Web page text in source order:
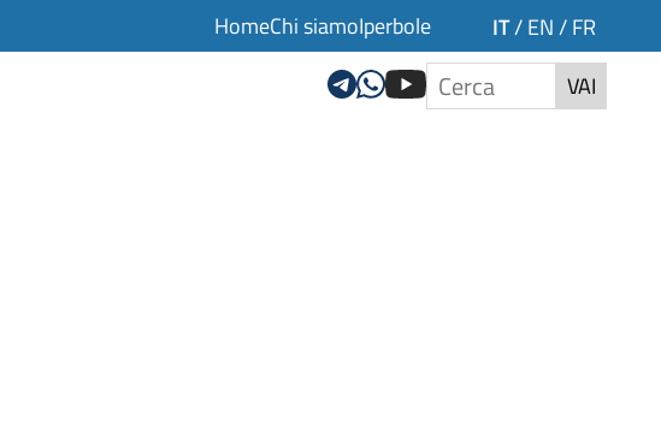
HomeChi siamoIperbole IT/ EN / FR
VAI